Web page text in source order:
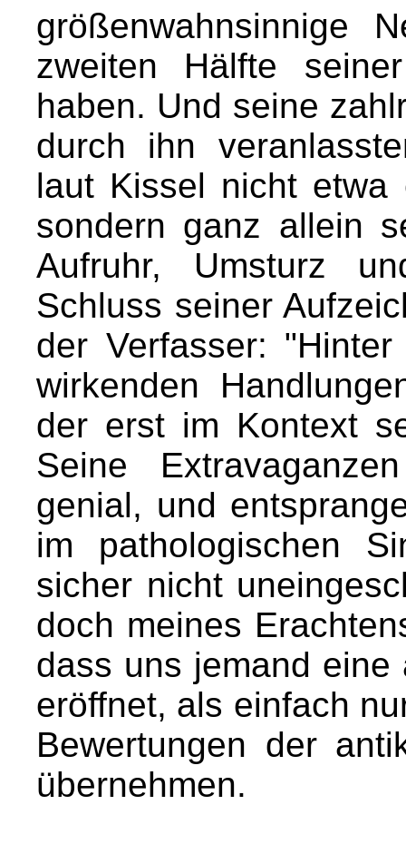
größenwahnsinnige
zweiten Hälfte
haben. Und seine
durch ihn
laut Kissel nicht etwa
sondern ganz allein
Aufruhr, Umsturz
Schluss seiner
der Verfasser:
wirkenden
der erst im Kontext
Seine
genial, und
im pathologischen
sicher nicht
doch meines
dass uns jemand
eröffnet, als einfach
Bewertungen der
übernehmen.